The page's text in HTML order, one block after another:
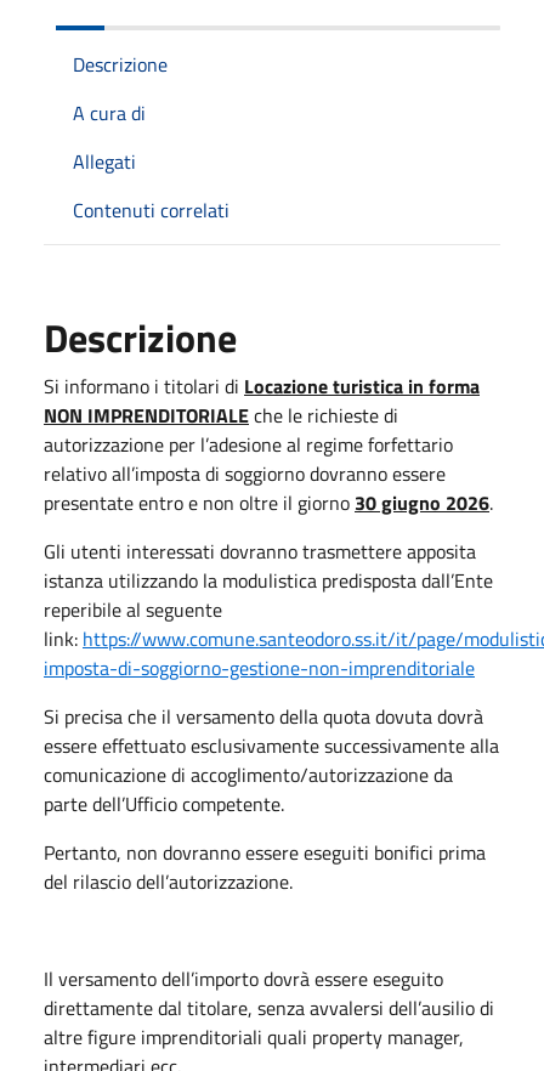
Descrizione
A cura di
Allegati
Contenuti correlati
Descrizione
Si informano i titolari di Locazione turistica in forma
NON IMPRENDITORIALEche le richieste di
autorizzazione per l’adesione al regime forfettario
relativo all’imposta di soggiorno dovranno essere
presentate entro e non oltre il giorno 30 giugno 2026.
Gli utenti interessati dovranno trasmettere apposita
istanza utilizzando la modulistica predisposta dall’Ente
reperibile al seguente
link: https://www.comune.santeodoro.ss.it/it/page/
imposta-di-soggiorno-gestione-non-imprenditoriale
Si precisa che il versamento della quota dovuta dovrà
essere effettuato esclusivamente successivamente alla
comunicazione di accoglimento/autorizzazione da
parte dell’Ufficio competente.
Pertanto, non dovranno essere eseguiti bonifici prima
del rilascio dell’autorizzazione.
Il versamento dell’importo dovrà essere eseguito
direttamente dal titolare, senza avvalersi dell’ausilio di
altre figure imprenditoriali quali property manager,